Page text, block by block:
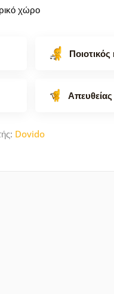
χώρο
Dovido